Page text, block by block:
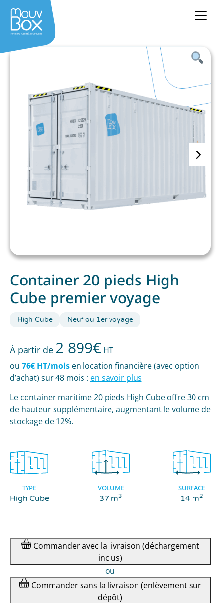
Container 20 pieds High
Cube premier voyage
High Cube Neuf ou 1er voyage
À partir de 2 899€HT
ou 76€ HT/moisen location financière (avec option
d’achat) sur 48 mois : en savoir plus
Le container maritime 20 pieds High Cube offre 30 cm
de hauteur supplémentaire, augmentant le volume de
stockage de 12%.
TYPE
High Cube
VOLUME
37 m3
SURFACE
14 m2
Commanderavec la livraison (déchargement
inclus)
ou
Commandersans la livraison (enlèvement sur
dépôt)